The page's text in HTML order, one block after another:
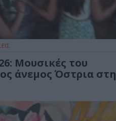
Μουσικές του
άνεμος Όστρια στη